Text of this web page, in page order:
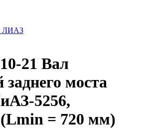
ЛИАЗ
21 Вал
моста
5256,
= 720 мм)